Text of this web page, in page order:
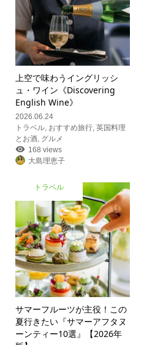
上空で味わうイングリッシ
ュ・ワイン《Discovering
English Wine》
2026.06.24
トラベル, おすすめ旅行, 英国料理
とお酒, グルメ
168 views
大島理恵子
トラベル
サマーフルーツが主役！この
夏行きたい『サマーアフタヌ
ーンティー10選』【2026年